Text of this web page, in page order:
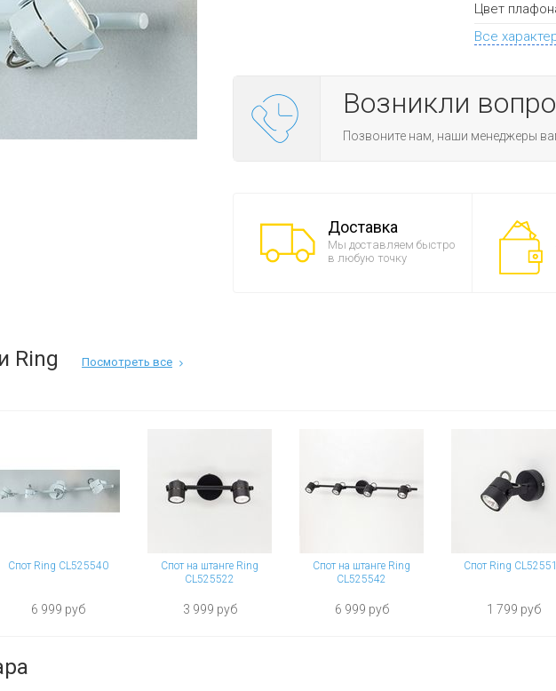
Цвет
Все
Возникли
Позвоните нам, наши менеджеры
Доставка
Мы доставляем быстро
в любую точку
Ring Посмотреть все
Спот Ring CL525540
6 999 руб
Спот на штанге Ring
CL525522
3 999 руб
Спот на штанге Ring
CL525542
6 999 руб
Спот Ring
1 799 руб